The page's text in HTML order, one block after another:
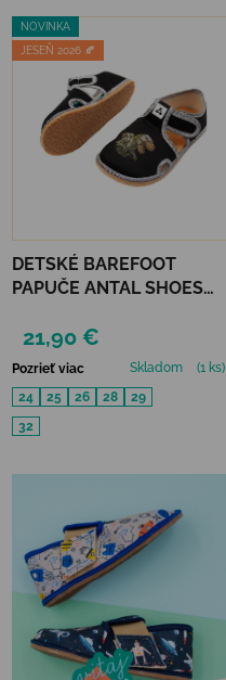
Výpis produktov
NOVINKA
JESEŇ 2026 🍂
DETSKÉ BAREFOOT
PAPUČE ANTAL SHOES
21,90 €
Pozrieť viac Skladom
(1 ks)
24
25 26 28
29
32